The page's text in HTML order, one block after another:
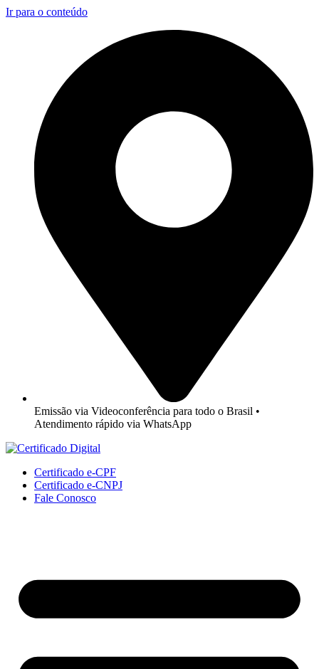
Ir para o conteúdo
Emissão via Videoconferência para todo o Brasil •
Atendimento rápido via WhatsApp
Certificado e-CPF
Certificado e-CNPJ
Fale Conosco